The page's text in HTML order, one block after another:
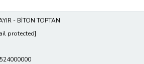
- BİTON TOPTAN
protected]